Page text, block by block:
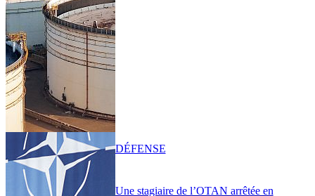
Une stagiaire de l’OTAN arrêtée en
DÉFENSE